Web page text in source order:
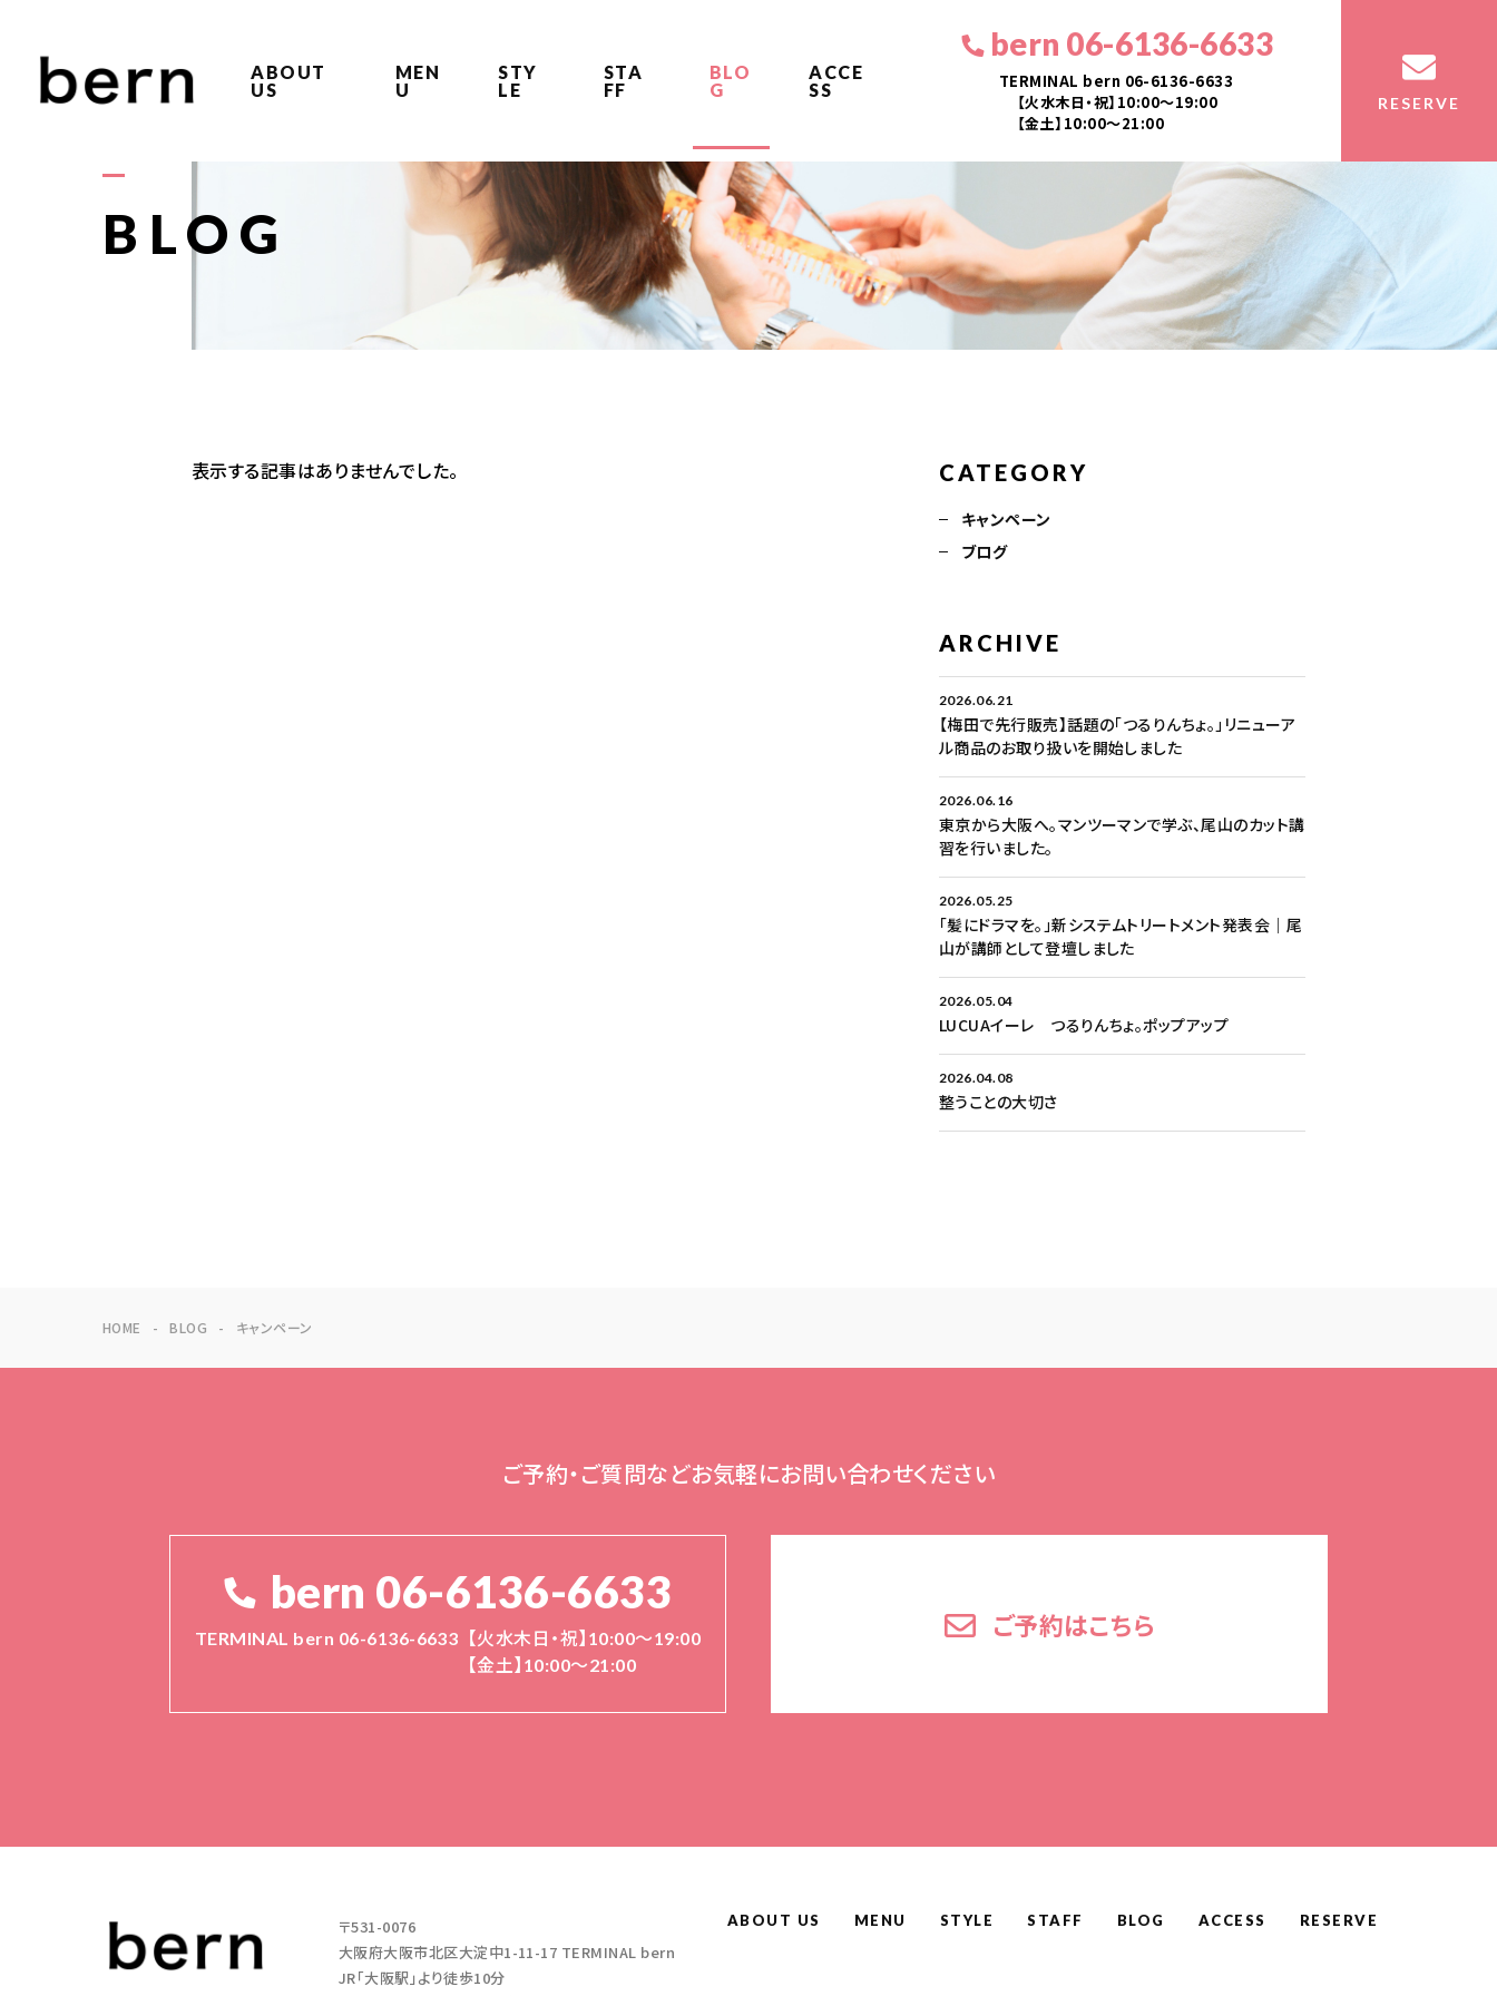
ABOUT
US
MEN
U
STY
LE
STA
FF
BLO
G
ACCE
SS
bern 06-6136-6633
TERMINAL bern 06-6136-6633
【火水木日・祝】10:00～19:00
【金土】10:00〜21:00
RESERVE
BLOG
表示する記事はありませんでした。 CATEGORY
キャンペーン
ブログ
ARCHIVE
2026.06.21
【梅田で先行販売】話題の「つるりんちょ。」リニューア
ル商品のお取り扱いを開始しました
2026.06.16
東京から大阪へ。マンツーマンで学ぶ、尾山のカット講
習を行いました。
2026.05.25
「髪にドラマを。」新システムトリートメント発表会｜尾
山が講師として登壇しました
2026.05.04
LUCUAイーレ つるりんちょ。ポップアップ
2026.04.08
整うことの大切さ
HOME BLOG キャンペーン
ご予約・ご質問などお気軽にお問い合わせください
bern 06-6136-6633
TERMINAL bern 06-6136-6633
【火水木日・祝】10:00～19:00
【金土】10:00〜21:00
ご予約はこちら
〒531-0076
大阪府大阪市北区大淀中1-11-17 TERMINAL bern
JR「大阪駅」より徒歩10分
ABOUT US MENU STYLE STAFF BLOG ACCESS RESERVE